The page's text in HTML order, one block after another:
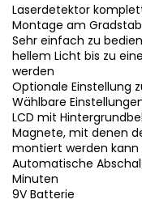
Laserdetektor
Montage am Gradstab
Sehr einfach zu
hellem Licht bis zu
werden
Optionale Einstellung
Wählbare
LCD mit
Magnete, mit denen
montiert werden kann
Automatische
Minuten
9V Batterie